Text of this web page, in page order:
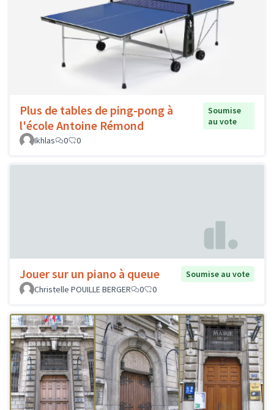
Plus de tables de ping-pong à
l'école Antoine Rémond
Soumise
au vote
Ikhlas
0 0
Jouer sur un piano à queue
Soumise au vote
Christelle POUILLE BERGER
0 0